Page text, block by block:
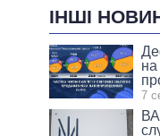
ІНШІ
на
7